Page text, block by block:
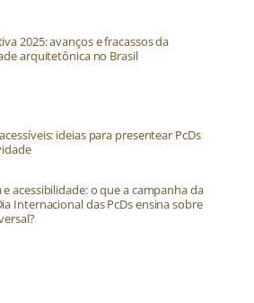
2025: avanços e fracassos da
arquitetônica no Brasil
ideias para presentear PcDs
e acessibilidade: o que a campanha da
Internacional das PcDs ensina sobre